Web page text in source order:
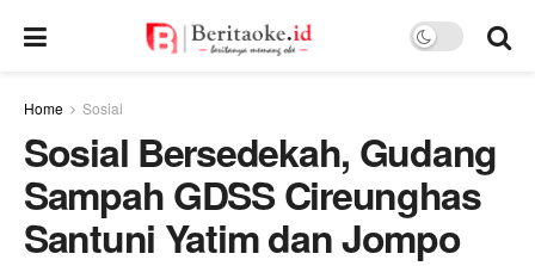
Home Sosial
Sosial Bersedekah, Gudang
Sampah GDSS Cireunghas
Santuni Yatim dan Jompo